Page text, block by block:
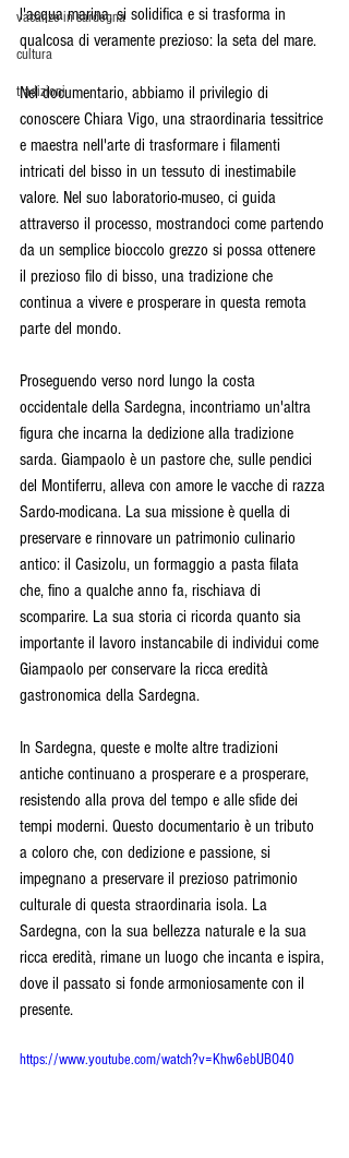
vacanze in sardegna
cultura
tradizioni
l'acqua marina, si solidifica e si trasforma in
qualcosa di veramente prezioso: la seta del mare.
Nel documentario, abbiamo il privilegio di
conoscere Chiara Vigo, una straordinaria tessitrice
e maestra nell'arte di trasformare i filamenti
intricati del bisso in un tessuto di inestimabile
valore. Nel suo laboratorio-museo, ci guida
attraverso il processo, mostrandoci come partendo
da un semplice bioccolo grezzo si possa ottenere
il prezioso filo di bisso, una tradizione che
continua a vivere e prosperare in questa remota
parte del mondo.
Proseguendo verso nord lungo la costa
occidentale della Sardegna, incontriamo un'altra
figura che incarna la dedizione alla tradizione
sarda. Giampaolo è un pastore che, sulle pendici
del Montiferru, alleva con amore le vacche di razza
Sardo-modicana. La sua missione è quella di
preservare e rinnovare un patrimonio culinario
antico: il Casizolu, un formaggio a pasta filata
che, fino a qualche anno fa, rischiava di
scomparire. La sua storia ci ricorda quanto sia
importante il lavoro instancabile di individui come
Giampaolo per conservare la ricca eredità
gastronomica della Sardegna.
In Sardegna, queste e molte altre tradizioni
antiche continuano a prosperare e a prosperare,
resistendo alla prova del tempo e alle sfide dei
tempi moderni. Questo documentario è un tributo
a coloro che, con dedizione e passione, si
impegnano a preservare il prezioso patrimonio
culturale di questa straordinaria isola. La
Sardegna, con la sua bellezza naturale e la sua
ricca eredità, rimane un luogo che incanta e ispira,
dove il passato si fonde armoniosamente con il
presente.
https://www.youtube.com/watch?v=Khw6ebUBO40